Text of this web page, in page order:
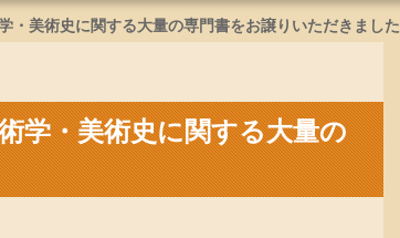
・美術史に関する大量の専門書をお譲りいただきました
学・美術史に関する大量の